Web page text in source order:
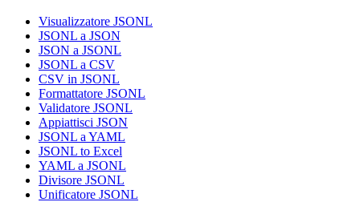
Visualizzatore JSONL
JSONL a JSON
JSON a JSONL
JSONL a CSV
CSV in JSONL
Formattatore JSONL
Validatore JSONL
Appiattisci JSON
JSONL a YAML
JSONL to Excel
YAML a JSONL
Divisore JSONL
Unificatore JSONL